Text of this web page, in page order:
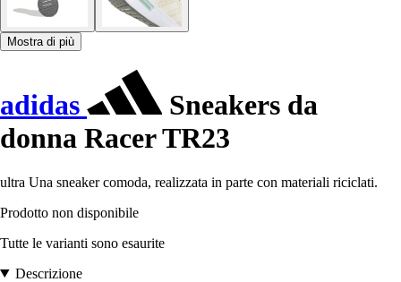
Mostra di più
adidas
Sneakers da
donna Racer TR23
ultra Una sneaker comoda, realizzata in parte con materiali riciclati.
Prodotto non disponibile
Tutte le varianti sono esaurite
Descrizione